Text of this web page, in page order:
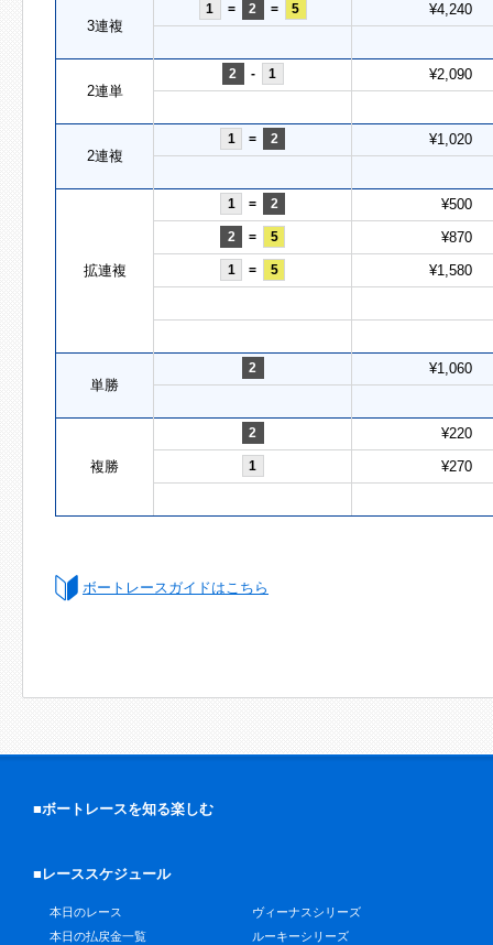
3連複
1 = 2 = 5 ¥4,240
2連単
2 - 1 ¥2,090
2連複
1 = 2 ¥1,020
拡連複
1 = 2 ¥500
2 = 5 ¥870
1 = 5 ¥1,580
単勝
2 ¥1,060
複勝
2 ¥220
1 ¥270
ボートレースガイドはこちら
■ボートレースを知る楽しむ
■レーススケジュール
本日のレース
本日の払戻金一覧
ヴィーナスシリーズ
ルーキーシリーズ